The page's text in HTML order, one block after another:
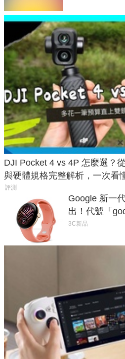
DJI Pocket 4 vs 4P 怎麼選？
與硬體規格完整解析，一次看
評測
Google 新一
出！代號「
鎖定 AI 應用
3C新品